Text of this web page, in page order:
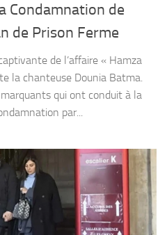
Condamnation de
de Prison Ferme
de l’affaire « Hamza
la chanteuse Dounia Batma.
qui ont conduit à la
par...